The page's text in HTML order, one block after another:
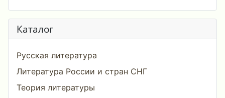
Каталог
Русская литература
Литература России и стран СНГ
Теория литературы